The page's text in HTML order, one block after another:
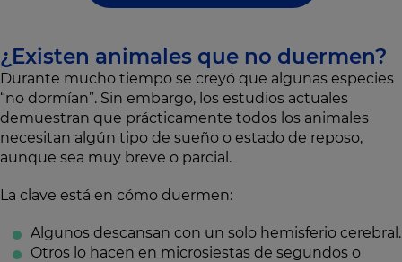
¿Existen animales que no duermen?
Durante mucho tiempo se creyó que algunas especies
“no dormían”. Sin embargo, los estudios actuales
demuestran que prácticamente todos los animales
necesitan algún tipo de sueño o estado de reposo,
aunque sea muy breve o parcial.
La clave está en cómo duermen:
Algunos descansan con un solo hemisferio cerebral.
Otros lo hacen en microsiestas de segundos o